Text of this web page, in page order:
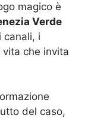
magico è
Verde
canali, i
che invita
del caso,